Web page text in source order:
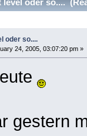
level oder so....
oder so....
24, 2005, 03:07:20 pm »
gestern